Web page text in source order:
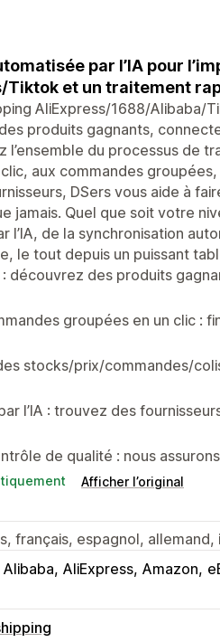
par l’IA pour
et un traitement
AliExpress/1688/Alibaba/
produits gagnants,
l’ensemble du processus de
aux commandes
DSers vous aide à
jamais. Quel que soit votre
l’IA, de la synchronisation
le tout depuis un puissant
: découvrez des produits
groupées en un clic :
stocks/prix/commandes/
l’IA : trouvez des
de qualité : nous
Afficher l’original
français, espagnol,
Alibaba AliExpress Amazon